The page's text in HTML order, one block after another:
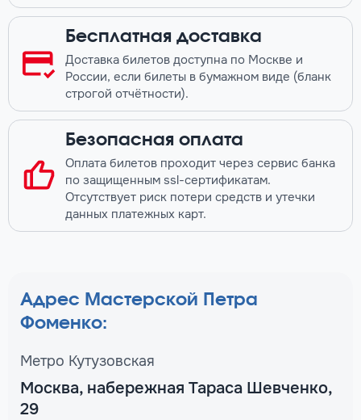
Бесплатная доставка
Доставка билетов доступна по Москве и
России, если билеты в бумажном виде (бланк
строгой отчётности).
Безопасная оплата
Оплата билетов проходит через сервис банка
по защищенным ssl-сертификатам.
Отсутствует риск потери средств и утечки
данных платежных карт.
Адрес Мастерской Петра
Фоменко:
Метро Кутузовская
Москва, набережная Тараса Шевченко,
29